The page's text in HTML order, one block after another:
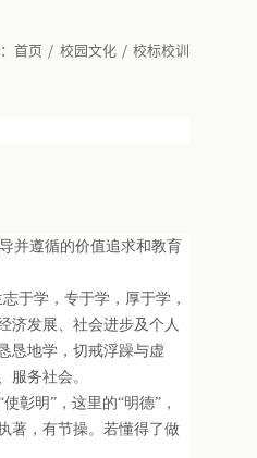
首页 / 校园文化 / 校标校训
并遵循的价值追求和教育
于学，专于学，厚于学，
济发展、社会进步及个人
恳地学，切戒浮躁与虚
服务社会。
彰明”，这里的“明德”，
著，有节操。若懂得了做